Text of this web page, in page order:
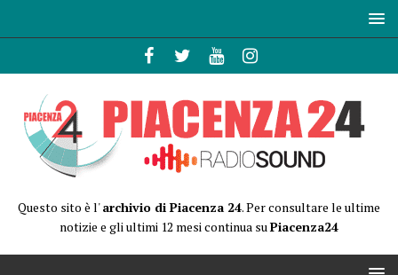
Questo sito è l'archivio di Piacenza 24. Per consultare le ultime
notizie e gli ultimi 12 mesi continua suPiacenza24